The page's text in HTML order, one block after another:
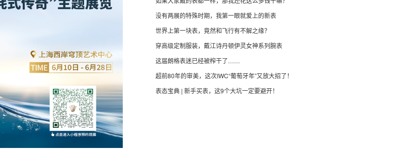
没有两展的特殊时期，我第一眼就爱上的新表
世界上第一块表，竟然和飞行有不解之缘？
穿高级定制服装，戴江诗丹顿伊灵女神系列腕表
这届朗格表迷已经被榨干了……
超前80年的审美，这次IWC“葡萄牙年”又放大招了！
表态宝典 | 新手买表，这9个大坑一定要避开！